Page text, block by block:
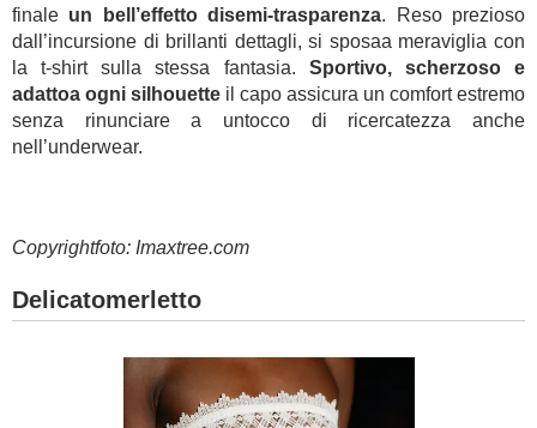
finale un bell’effetto disemi-trasparenza. Reso prezioso
dall’incursione di brillanti dettagli, si sposaa meraviglia con
la t-shirt sulla stessa fantasia. Sportivo, scherzoso e
adattoa ogni silhouette il capo assicura un comfort estremo
senza rinunciare a untocco di ricercatezza anche
nell’underwear.
Copyrightfoto: Imaxtree.com
Delicatomerletto